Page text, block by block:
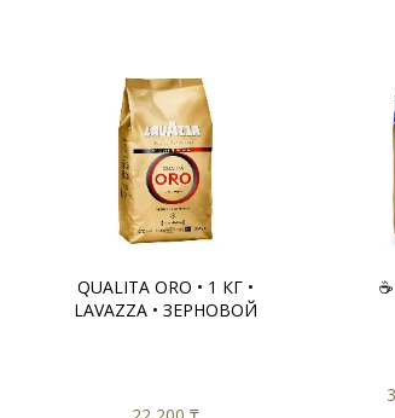
QUALITA ORO • 1 КГ •
LAVAZZA • ЗЕРНОВОЙ